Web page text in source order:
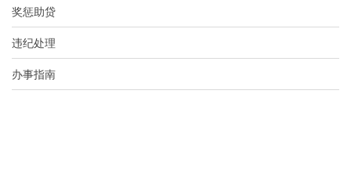
奖惩助贷
违纪处理
办事指南